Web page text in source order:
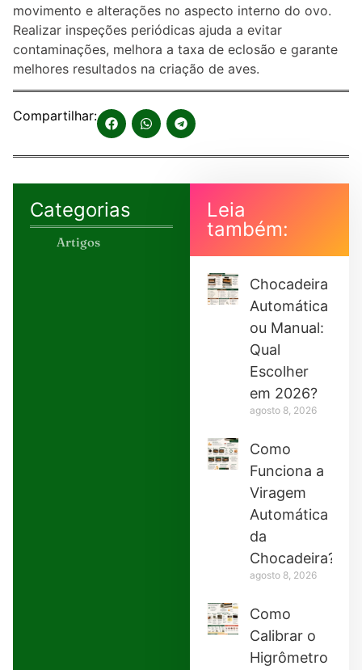
movimento e alterações no aspecto interno do ovo.
Realizar inspeções periódicas ajuda a evitar
contaminações, melhora a taxa de eclosão e garante
melhores resultados na criação de aves.
Compartilhar:
Categorias
Artigos
Leia
também:
Chocadeira
Automática
ou Manual:
Qual
Escolher
em 2026?
agosto 8, 2026
Como
Funciona a
Viragem
Automática
da
Chocadeira?
agosto 8, 2026
Como
Calibrar o
Higrômetro